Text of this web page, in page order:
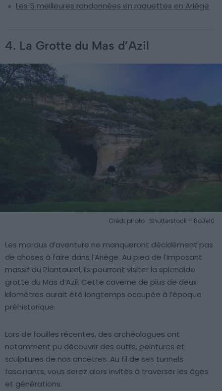
Les 5 meilleures randonnées en raquettes en Ariège
4. La Grotte du Mas d’Azil
Crédt photo : Shutterstock – BoJe10
Les mordus d’aventure ne manqueront décidément pas
de choses à faire dans l’Ariège. Au pied de l’imposant
massif du Plantaurel, ils pourront visiter la splendide
grotte du Mas d’Azil. Cette caverne de plus de deux
kilomètres aurait été longtemps occupée à l’époque
préhistorique.
Lors de fouilles récentes, des archéologues ont
notamment pu découvrir des outils, peintures et
sculptures de nos ancêtres. Au fil de ses tunnels
fascinants, vous serez alors invités à traverser les âges
et générations.